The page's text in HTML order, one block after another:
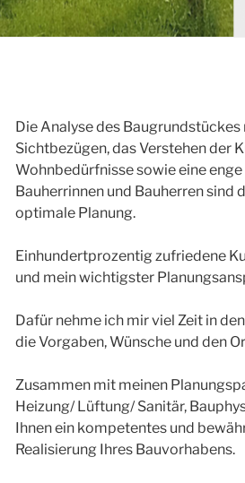
Die Analyse des
Sichtbezügen, das Verstehen der
Wohnbedürfnisse sowie eine
Bauherrinnen und Bauherren
optimale Planung.
Einhundertprozentig zufriedene
und mein wichtigster
Dafür nehme ich mir viel Zeit in
die Vorgaben, Wünsche und den
Zusammen mit meinen
Heizung/ Lüftung/ Sanitär,
Ihnen ein kompetentes und
Realisierung Ihres Bauvorhabens.